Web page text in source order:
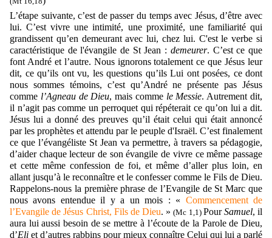
L’étape suivante, c’est de passer du temps avec Jésus, d’être avec
lui. C’est vivre une intimité, une proximité, une familiarité qui
grandissent qu’en demeurant avec lui, chez lui. C'est le verbe si
caractéristique de l'évangile de St Jean : demeurer. C’est ce que
font André et l’autre. Nous ignorons totalement ce que Jésus leur
dit, ce qu’ils ont vu, les questions qu’ils Lui ont posées, ce dont
nous sommes témoins, c’est qu’André ne présente pas Jésus
comme l’Agneau de Dieu, mais comme le Messie. Autrement dit,
il n’agit pas comme un perroquet qui répéterait ce qu’on lui a dit.
Jésus lui a donné des preuves qu’il était celui qui était annoncé
par les prophètes et attendu par le peuple d'Israël. C’est finalement
ce que l’évangéliste St Jean va permettre, à travers sa pédagogie,
d’aider chaque lecteur de son évangile de vivre ce même passage
et cette même confession de foi, et même d’aller plus loin, en
allant jusqu’à le reconnaître et le confesser comme le Fils de Dieu.
Rappelons-nous la première phrase de l’Evangile de St Marc que
nous avons entendue il y a un mois : « Commencement de
l’Evangile de Jésus Christ, Fils de Dieu. »(Mc 1,1) PourSamuel, il
aura lui aussi besoin de se mettre à l’écoute de la Parole de Dieu,
d’Eli et d’autres rabbins pour mieux connaître Celui qui lui a parlé